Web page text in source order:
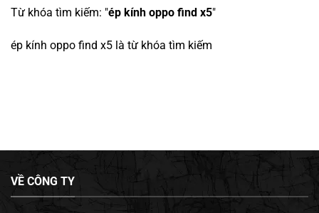
Từ khóa tìm kiếm: "ép kính oppo find x5"
ép kính oppo find x5 là từ khóa tìm kiếm
VỀ CÔNG TY